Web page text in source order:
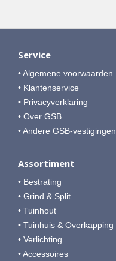
Service
• Algemene voorwaarden
• Klantenservice
• Privacyverklaring
• Over GSB
• Andere GSB-vestigingen
Assortiment
• Bestrating
• Grind & Split
• Tuinhout
• Tuinhuis & Overkapping
• Verlichting
• Accessoires